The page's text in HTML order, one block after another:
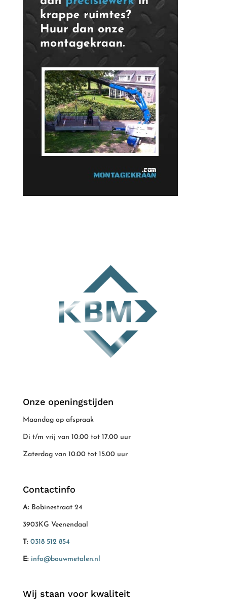
Onze openingstijden
Maandag op afspraak
Di t/m vrij van 10.00 tot 17.00 uur
Zaterdag van 10.00 tot 15.00 uur
Contactinfo
A: Bobinestraat 24
3903KG Veenendaal
T: 0318 512 854
E: info@bouwmetalen.nl
Wij staan voor kwaliteit